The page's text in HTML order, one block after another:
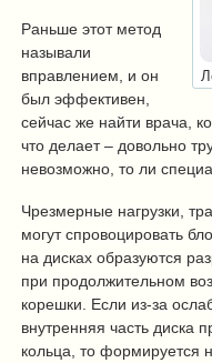
Раньше этот метод
называли
вправлением, и он
был эффективен,
сейчас же найти врача,
что делает – довольно
невозможно, то ли
Чрезмерные нагрузки,
могут спровоцировать
на дисках образуются
при продолжительном
корешки. Если из-за
внутренняя часть диска
кольца, то формируется